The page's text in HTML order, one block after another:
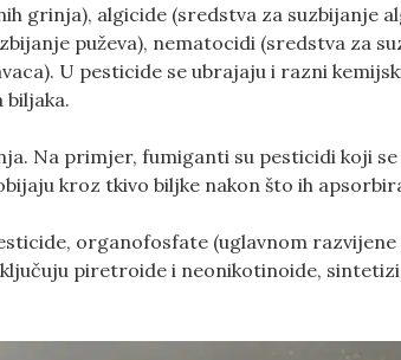
grinja), algicide (sredstva za suzbijanje
puževa), nematocidi (sredstva za
U pesticide se ubrajaju i razni
Na primjer, fumiganti su pesticidi koji se
kroz tkivo biljke nakon što ih
organofosfate (uglavnom
piretroide i neonikotinoide,